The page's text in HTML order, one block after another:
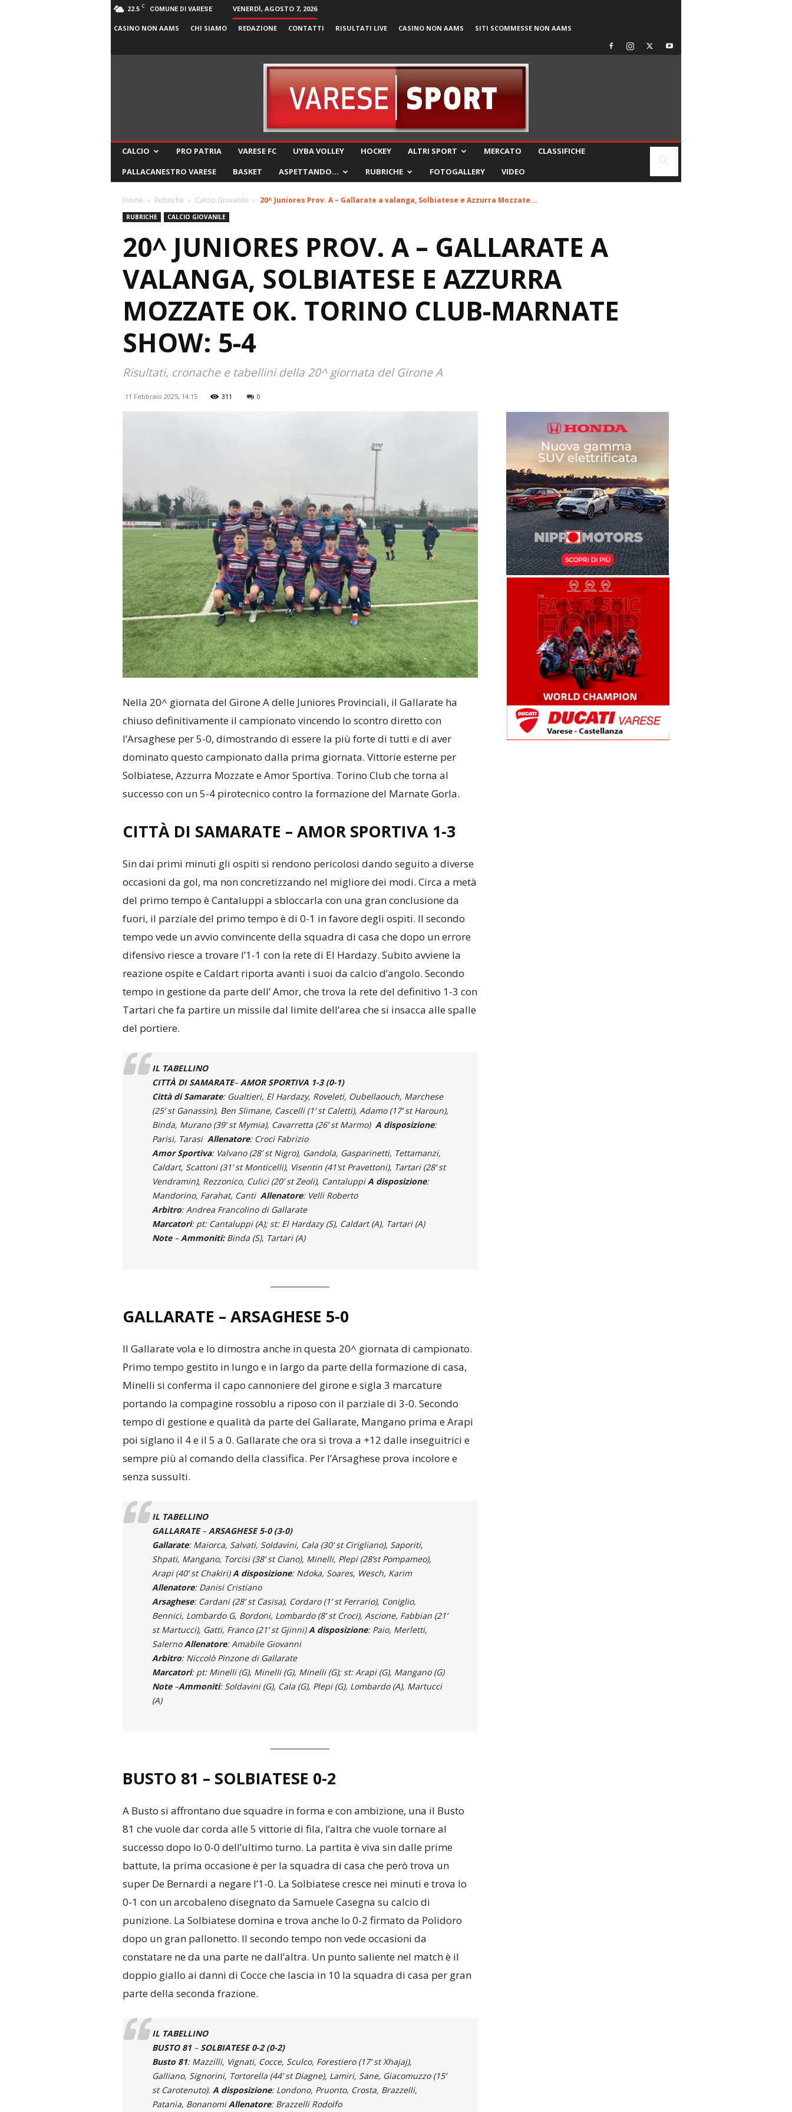
22.5 C COMUNE DI VARESE VENERDÌ, AGOSTO 7, 2026
CASINO NON AAMS CHI SIAMO REDAZIONE CONTATTI RISULTATI LIVE CASINO NON AAMS SITI SCOMMESSE NON AAMS
CALCIO PRO PATRIA VARESE FC UYBA VOLLEY HOCKEY ALTRI SPORT MERCATO
CLASSIFICHE
PALLACANESTRO VARESE
BASKET ASPETTANDO… RUBRICHE FOTOGALLERY VIDEO
Home Rubriche Calcio Giovanile 20^ Juniores Prov. A – Gallarate a valanga, Solbiatese e Azzurra Mozzate...
RUBRICHE CALCIO GIOVANILE
20^ JUNIORES PROV. A – GALLARATE A
VALANGA, SOLBIATESE E AZZURRA
MOZZATE OK. TORINO CLUB-MARNATE
SHOW: 5-4
Risultati, cronache e tabellini della 20^ giornata del Girone A
11 Febbraio 2025, 14:15 311 0
Nella 20^ giornata del Girone A delle Juniores Provinciali, il Gallarate ha
chiuso definitivamente il campionato vincendo lo scontro diretto con
l’Arsaghese per 5-0, dimostrando di essere la più forte di tutti e di aver
dominato questo campionato dalla prima giornata. Vittorie esterne per
Solbiatese, Azzurra Mozzate e Amor Sportiva. Torino Club che torna al
successo con un 5-4 pirotecnico contro la formazione del Marnate Gorla.
CITTÀ DI SAMARATE – AMOR SPORTIVA 1-3
Sin dai primi minuti gli ospiti si rendono pericolosi dando seguito a diverse
occasioni da gol, ma non concretizzando nel migliore dei modi. Circa a metà
del primo tempo è Cantaluppi a sbloccarla con una gran conclusione da
fuori, il parziale del primo tempo è di 0-1 in favore degli ospiti. Il secondo
tempo vede un avvio convincente della squadra di casa che dopo un errore
difensivo riesce a trovare l’1-1 con la rete di El Hardazy. Subito avviene la
reazione ospite e Caldart riporta avanti i suoi da calcio d’angolo. Secondo
tempo in gestione da parte dell’ Amor, che trova la rete del definitivo 1-3 con
Tartari che fa partire un missile dal limite dell’area che si insacca alle spalle
del portiere.
IL TABELLINO
CITTÀ DI SAMARATE–AMOR SPORTIVA 1-3 (0-1)
Città di Samarate: Gualtieri, El Hardazy, Roveleti, Oubellaouch, Marchese
(25’ st Ganassin), Ben Slimane, Cascelli (1’ st Caletti), Adamo (17’ st Haroun),
Binda, Murano (39’ st Mymia), Cavarretta (26’ st Marmo) A disposizione:
Parisi, Tarasi Allenatore: Croci Fabrizio
Amor Sportiva: Valvano (28’ st Nigro), Gandola, Gasparinetti, Tettamanzi,
Caldart, Scattoni (31’ st Monticelli), Visentin (41’st Pravettoni), Tartari (28’ st
Vendramin), Rezzonico, Culici (20’ st Zeoli), CantaluppiA disposizione:
Mandorino, Farahat, Canti Allenatore: Velli Roberto
Arbitro: Andrea Francolino di Gallarate
Marcatori: pt: Cantaluppi (A); st: El Hardazy (S), Caldart (A), Tartari (A)
Note–Ammoniti: Binda (S), Tartari (A)
GALLARATE – ARSAGHESE 5-0
Il Gallarate vola e lo dimostra anche in questa 20^ giornata di campionato.
Primo tempo gestito in lungo e in largo da parte della formazione di casa,
Minelli si conferma il capo cannoniere del girone e sigla 3 marcature
portando la compagine rossoblu a riposo con il parziale di 3-0. Secondo
tempo di gestione e qualità da parte del Gallarate, Mangano prima e Arapi
poi siglano il 4 e il 5 a 0. Gallarate che ora si trova a +12 dalle inseguitrici e
sempre più al comando della classifica. Per l’Arsaghese prova incolore e
senza sussulti.
IL TABELLINO
GALLARATE–ARSAGHESE 5-0 (3-0)
Gallarate: Maiorca, Salvati, Soldavini, Cala (30’ st Cirigliano), Saporiti,
Shpati, Mangano, Torcisi (38’ st Ciano), Minelli, Plepi (28’st Pompameo),
Arapi (40’ st Chakiri)A disposizione: Ndoka, Soares, Wesch, Karim
Allenatore: Danisi Cristiano
Arsaghese: Cardani (28’ st Casisa), Cordaro (1’ st Ferrario), Coniglio,
Bennici, Lombardo G, Bordoni, Lombardo (8’ st Croci), Ascione, Fabbian (21’
st Martucci), Gatti, Franco (21’ st Gjinni)A disposizione: Paio, Merletti,
SalernoAllenatore: Amabile Giovanni
Arbitro: Niccolò Pinzone di Gallarate
Marcatori: pt: Minelli (G), Minelli (G), Minelli (G); st: Arapi (G), Mangano (G)
Note–Ammoniti: Soldavini (G), Cala (G), Plepi (G), Lombardo (A), Martucci
(A)
BUSTO 81 – SOLBIATESE 0-2
A Busto si affrontano due squadre in forma e con ambizione, una il Busto
81 che vuole dar corda alle 5 vittorie di fila, l’altra che vuole tornare al
successo dopo lo 0-0 dell’ultimo turno. La partita è viva sin dalle prime
battute, la prima occasione è per la squadra di casa che però trova un
super De Bernardi a negare l’1-0. La Solbiatese cresce nei minuti e trova lo
0-1 con un arcobaleno disegnato da Samuele Casegna su calcio di
punizione. La Solbiatese domina e trova anche lo 0-2 firmato da Polidoro
dopo un gran pallonetto. Il secondo tempo non vede occasioni da
constatare ne da una parte ne dall’altra. Un punto saliente nel match è il
doppio giallo ai danni di Cocce che lascia in 10 la squadra di casa per gran
parte della seconda frazione.
IL TABELLINO
BUSTO 81– SOLBIATESE 0-2 (0-2)
Busto 81: Mazzilli, Vignati, Cocce, Sculco, Forestiero (17’ st Xhajaj),
Galliano, Signorini, Tortorella (44’ st Diagne), Lamiri, Sane, Giacomuzzo (15’
st Carotenuto). A disposizione: Londono, Pruonto, Crosta, Brazzelli,
Patania, BonanomiAllenatore: Brazzelli Rodolfo